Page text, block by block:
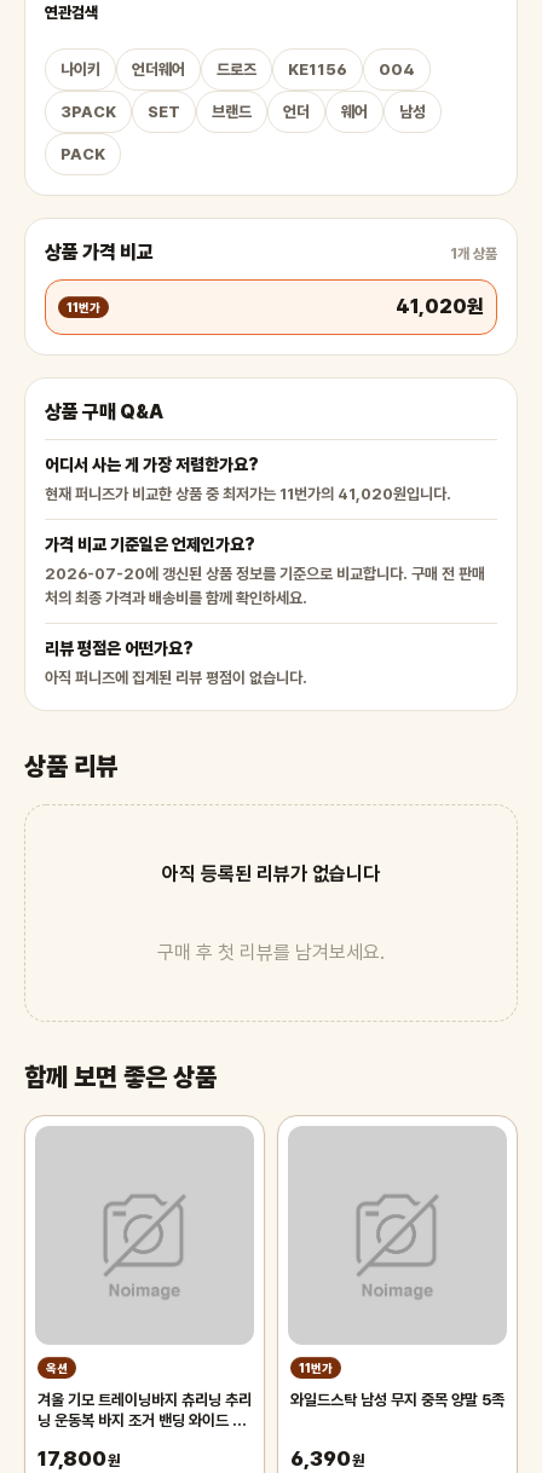
연관검색
나이키 언더웨어 드로즈 KE1156 004
3PACK SET 브랜드 언더 웨어 남성
PACK
상품 가격 비교 1개 상품
11번가 41,020원
상품 구매 Q&A
어디서 사는 게 가장 저렴한가요?
현재 퍼니즈가 비교한 상품 중 최저가는 11번가의 41,020원입니다.
가격 비교 기준일은 언제인가요?
2026-07-20에 갱신된 상품 정보를 기준으로 비교합니다. 구매 전 판매
처의 최종 가격과 배송비를 함께 확인하세요.
리뷰 평점은 어떤가요?
아직 퍼니즈에 집계된 리뷰 평점이 없습니다.
상품 리뷰
아직 등록된 리뷰가 없습니다
구매 후 첫 리뷰를 남겨보세요.
함께 보면 좋은 상품
옥션
겨울 기모 트레이닝바지 츄리닝 추리
닝 운동복 바지 조거 밴딩 와이드 팬
17,800원
11번가
와일드스탁 남성 무지 중목 양말 5족
6,390원